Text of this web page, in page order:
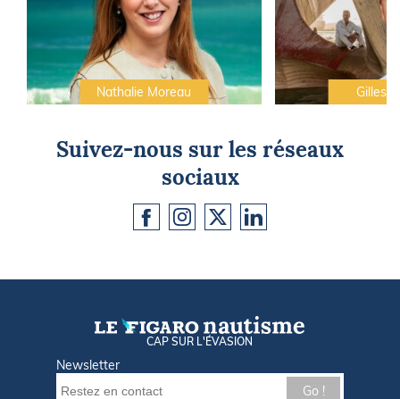
Nathalie Moreau Gilles
Suivez-nous sur les réseaux
sociaux
CAP SUR L'ÉVASION
Newsletter
Go !